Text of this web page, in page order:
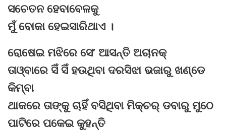
ସଚେତନ ହେବାବେଳକୁ
ମୁଁ ବୋକା ହେଇସାରିଥାଏ ।
ରୋଷେଇ ମଝିରେ ସେ’ ଆସନ୍ତି ଅଚାନକ୍
ତାଓ୍ବାରେ ସିଁ ସିଁ ହଉଥିବା ଦରସିଝା ଭଜାରୁ ଖଣ୍ଡେ
କିମ୍ବା
ଥାକରେ ତାଙ୍କୁ ଚାହିଁ ବସିଥିବା ମିକ୍ଚର୍ ଡବାରୁ ମୁଠେ
ପାଟିରେ ପକେଇ କୁହନ୍ତି